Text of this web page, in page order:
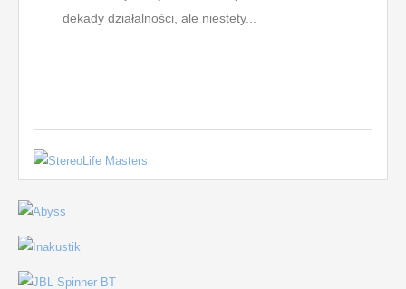
dekady działalności, ale niestety...